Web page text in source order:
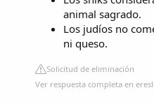
animal sagrado.
Los judíos no
ni queso.
Solicitud de eliminación
Ver respuesta completa en